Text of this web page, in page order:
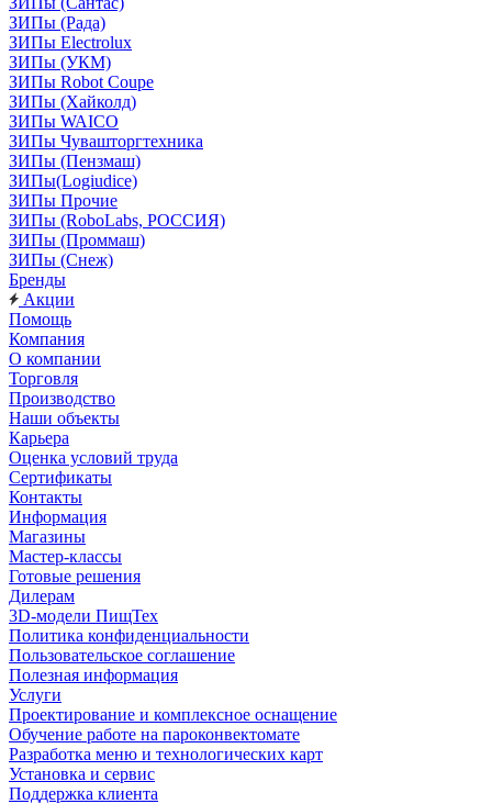
ЗИПы (Рада)
ЗИПы Electrolux
ЗИПы (УКМ)
ЗИПы Robot Coupe
ЗИПы (Хайколд)
ЗИПы WAICO
ЗИПы Чувашторгтехника
ЗИПы (Пензмаш)
ЗИПы(Logiudice)
ЗИПы Прочие
ЗИПы (RoboLabs, РОССИЯ)
ЗИПы (Проммаш)
ЗИПы (Снеж)
Бренды
Акции
Помощь
Компания
О компании
Торговля
Производство
Наши объекты
Карьера
Оценка условий труда
Сертификаты
Контакты
Информация
Магазины
Мастер-классы
Готовые решения
Дилерам
3D-модели ПищТех
Политика конфиденциальности
Пользовательское соглашение
Полезная информация
Услуги
Проектирование и комплексное оснащение
Обучение работе на пароконвектомате
Разработка меню и технологических карт
Установка и сервис
Поддержка клиента